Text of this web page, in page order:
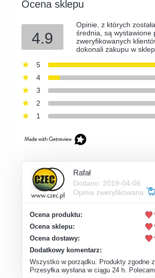
Ocena sklepu
4.9
Opinie, z których
średnia, są wystawione
zweryfikowanych
dokonali zakupu w
5
4
3
2
1
Rafał
Dodano: 2019-04-06
Opinia zweryfikowana
Ocena produktu:
Ocena sklepu:
Ocena dostawy:
Dodatkowy komentarz:
Wszystko w porządku. Produkty zgodne
Przesyłka wysłana w ciągu 24 h.